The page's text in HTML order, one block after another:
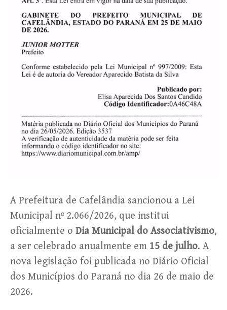
A Prefeitura de Cafelândia sancionou a Lei
Municipal nº 2.066/2026, que institui
oficialmente o Dia Municipal do Associativismo,
a ser celebrado anualmente em 15 de julho. A
nova legislação foi publicada no Diário Oficial
dos Municípios do Paraná no dia 26 de maio de
2026.